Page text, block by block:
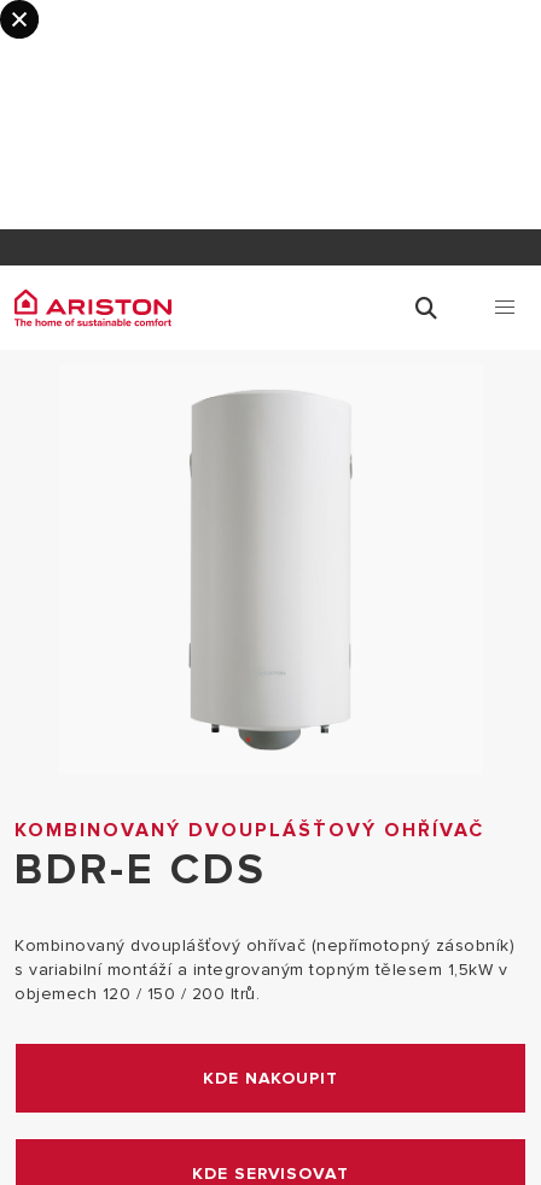
KOMBINOVANÝ DVOUPLÁŠŤOVÝ OHŘÍVAČ
BDR-E CDS
Kombinovaný dvouplášťový ohřívač (nepřímotopný zásobník)
s variabilní montáží a integrovaným topným tělesem 1,5kW v
objemech 120 / 150 / 200 ltrů.
KDE NAKOUPIT
KDE SERVISOVAT